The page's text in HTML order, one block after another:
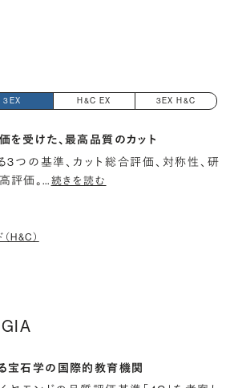
3EX H&C EX 3EX H&C
を受けた、最高品質のカット
3つの基準、カット総合評価、対称性、研
評価。…続きを読む
H&C）
宝石学の国際的教育機関